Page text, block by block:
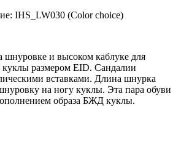
IHS_LW030 (Color choice)
шнуровке и высоком каблуке для
размером EID. Сандалии
вставками. Длина шнурка
на ногу куклы. Эта пара обуви
образа БЖД куклы.